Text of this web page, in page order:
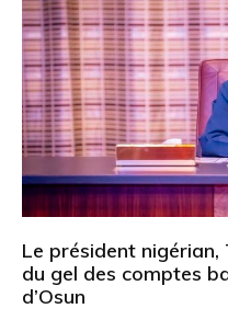
Le président
du gel des comptes
d’Osun